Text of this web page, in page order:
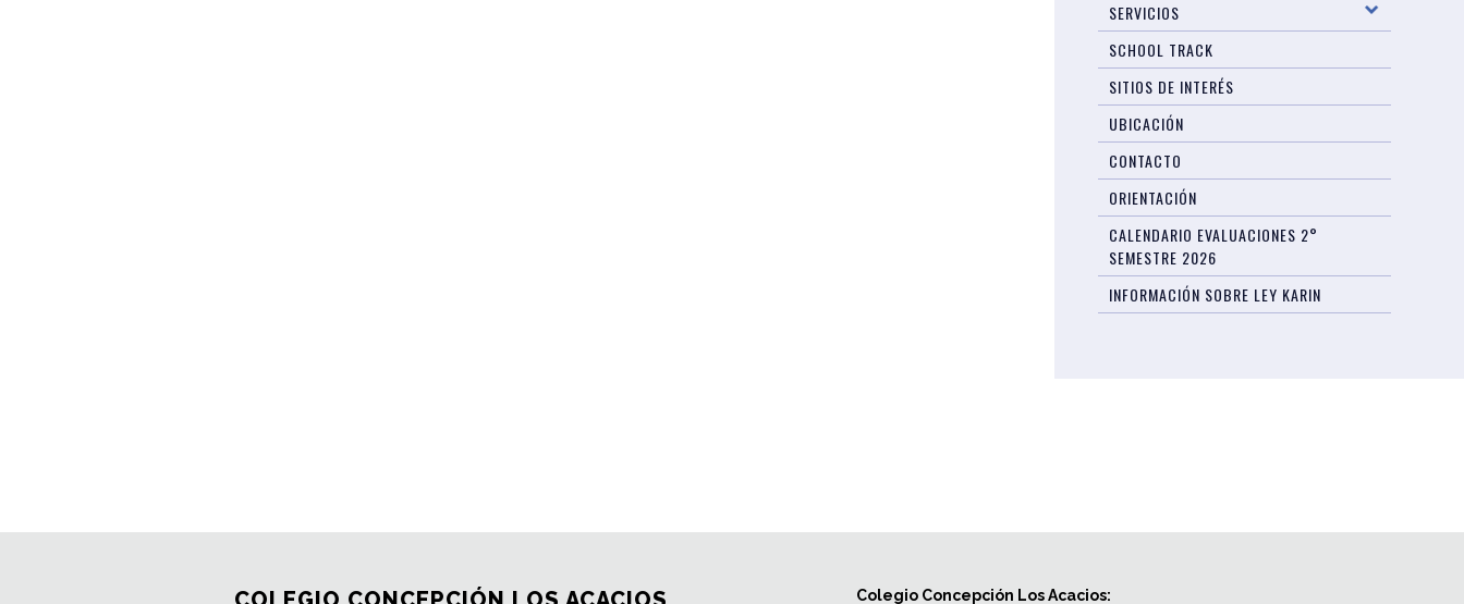
SERVICIOS
SCHOOL TRACK
SITIOS DE INTERÉS
UBICACIÓN
CONTACTO
ORIENTACIÓN
CALENDARIO EVALUACIONES 2°
SEMESTRE 2026
INFORMACIÓN SOBRE LEY KARIN
Colegio Concepción Los Acacios: